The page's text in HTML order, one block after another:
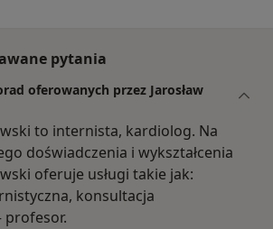
pytania
oferowanych przez Jarosław
to internista, kardiolog. Na
doświadczenia i wykształcenia
oferuje usługi takie jak:
konsultacja
profesor.